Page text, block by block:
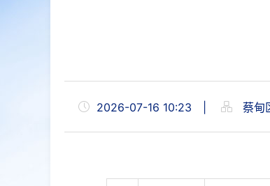
2026-07-16 10:23 蔡甸